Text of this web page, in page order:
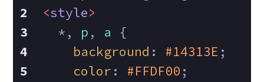
<style>
  *,
p , a {
background : #14313E ;
color : #FFDF00 ;